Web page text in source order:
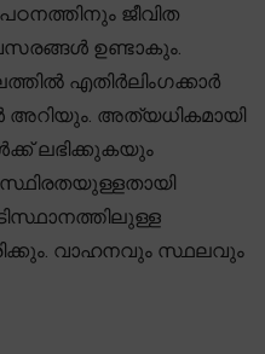
ജീവിത
ഉണ്ടാകും.
എതിർലിംഗക്കാർ
അത്യധികമായി
ലഭിക്കുകയും
വാഹനവും സ്ഥലവും